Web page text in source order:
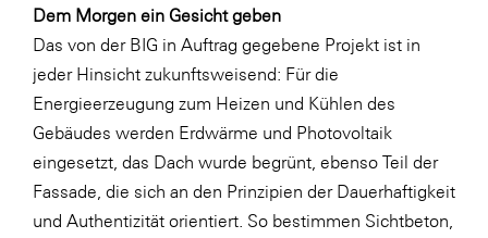
Libro
Lidl Österreich
Die Menü-Manufaktur
MTH Retail Group
OMV
OptimaMed
Dem Morgen ein Gesicht geben
Das von der BIG in Auftrag gegebene Projekt ist in
jeder Hinsicht zukunftsweisend: Für die
Energieerzeugung zum Heizen und Kühlen des
Gebäudes werden Erdwärme und Photovoltaik
eingesetzt, das Dach wurde begrünt, ebenso Teil der
Fassade, die sich an den Prinzipien der Dauerhaftigkeit
und Authentizität orientiert. So bestimmen Sichtbeton,